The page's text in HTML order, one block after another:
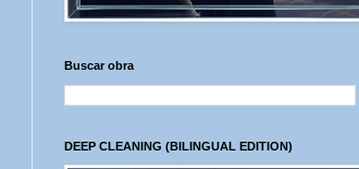
Buscar obra
DEEP CLEANING (BILINGUAL EDITION)